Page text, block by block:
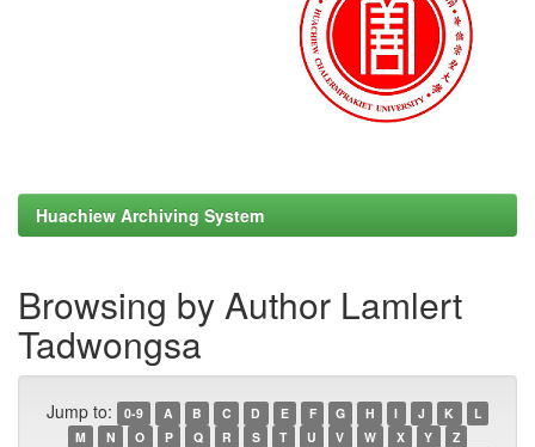
Huachiew Archiving System
Browsing by Author Lamlert
Tadwongsa
Jump to: 0-9 A B C D E F G H I J K
L
M
N O P Q R S T U V W X Y Z